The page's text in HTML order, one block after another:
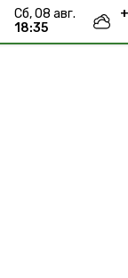
сб, 08 авг.
18:35
+